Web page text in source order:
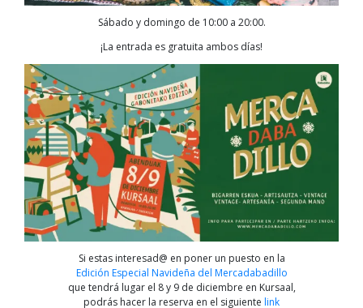
Sábado y domingo de 10:00 a 20:00.
¡La entrada es gratuita ambos días!
Si estas interesad@ en poner un puesto en la
Edición Especial Navideña del Mercadabadillo
que tendrá lugar el 8 y 9 de diciembre en Kursaal,
podrás hacer la reserva en el siguiente link